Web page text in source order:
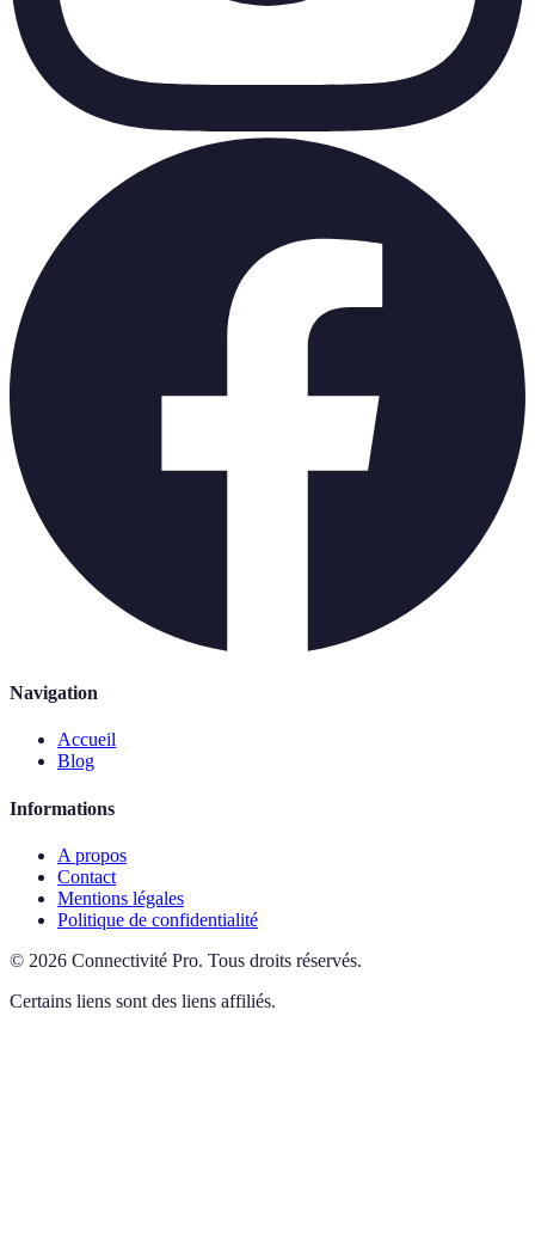
Navigation
Accueil
Blog
Informations
A propos
Contact
Mentions légales
Politique de confidentialité
© 2026 Connectivité Pro. Tous droits réservés.
Certains liens sont des liens affiliés.